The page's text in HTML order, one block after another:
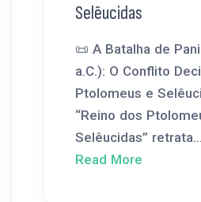
Selêucidas
📜 A Batalha de
a.C.): O Conflito
Ptolomeus e
“Reino dos
Selêucidas” retrata...
Read More